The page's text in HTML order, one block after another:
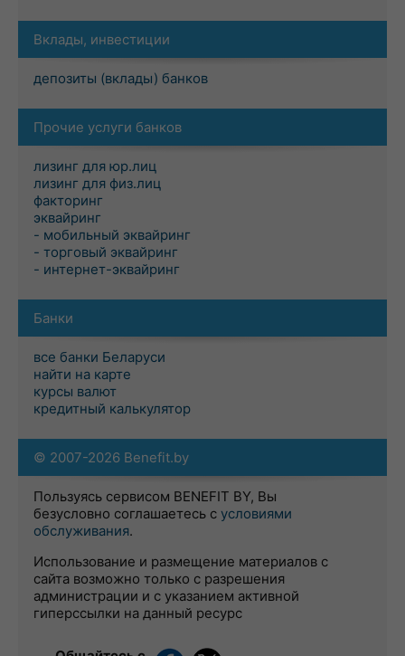
Вклады, инвестиции
депозиты (вклады) банков
Прочие услуги банков
лизинг для юр.лиц
лизинг для физ.лиц
факторинг
эквайринг
- мобильный эквайринг
- торговый эквайринг
- интернет-эквайринг
Банки
все банки Беларуси
найти на карте
курсы валют
кредитный калькулятор
© 2007-2026 Benefit.by
Пользуясь сервисом BENEFIT BY, Вы
безусловно соглашаетесь с условиями
обслуживания.
Использование и размещение материалов с
сайта возможно только с разрешения
администрации и с указанием активной
гиперссылки на данный ресурс